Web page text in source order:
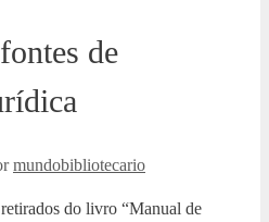
de
mundobibliotecario
do livro “Manual de